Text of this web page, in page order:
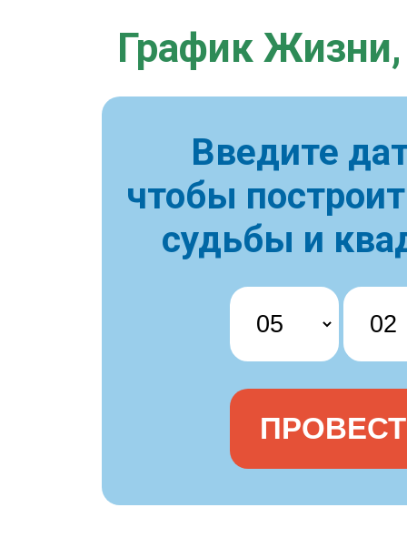
График Жизни,
Введите
чтобы
судьбы и